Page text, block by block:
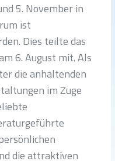
5. November in
ist
Dies teilte das
6. August mit. Als
die anhaltenden
im Zuge
die attraktiven